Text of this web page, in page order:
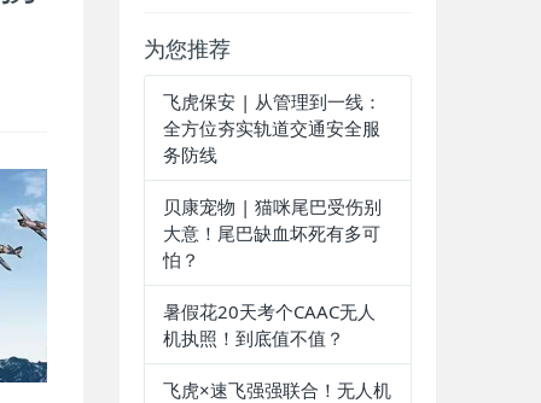
为您推荐
飞虎保安 | 从管理到一线：
全方位夯实轨道交通安全服
务防线
贝康宠物 | 猫咪尾巴受伤别
大意！尾巴缺血坏死有多可
怕？
暑假花20天考个CAAC无人
机执照！到底值不值？
飞虎×速飞强强联合！无人机